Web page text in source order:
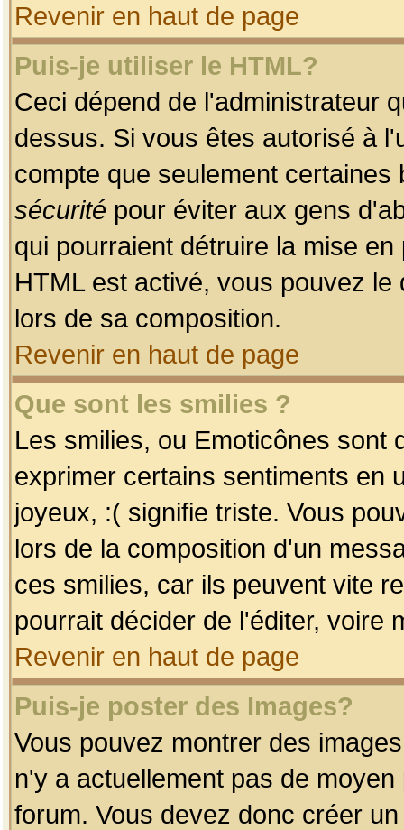
Revenir en haut de page
Puis-je utiliser le HTML?
Ceci dépend de l'administrateur
dessus. Si vous êtes autorisé à
compte que seulement
sécurité pour éviter aux gens
qui pourraient détruire la mise
HTML est activé, vous pouvez
lors de sa composition.
Revenir en haut de page
Que sont les smilies ?
Les smilies, ou Emoticônes sont
exprimer certains sentiments en
joyeux, :( signifie triste. Vous
lors de la composition d'un
ces smilies, car ils peuvent vite
pourrait décider de l'éditer, voire
Revenir en haut de page
Puis-je poster des Images?
Vous pouvez montrer des
n'y a actuellement pas de
forum. Vous devez donc créer